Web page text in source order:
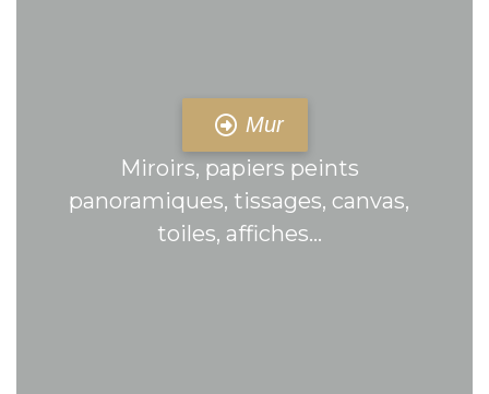
Mur
Miroirs, papiers peints
panoramiques, tissages, canvas,
toiles, affiches…